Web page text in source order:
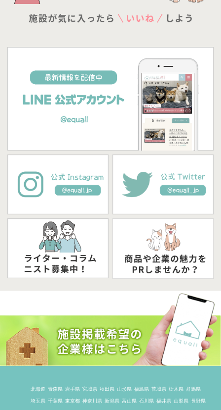
北海道 青森県 岩手県 宮城県 秋田県 山形県 福島県 茨城県 栃木県 群馬県
埼玉県 千葉県 東京都 神奈川県 新潟県 富山県 石川県 福井県 山梨県 長野県